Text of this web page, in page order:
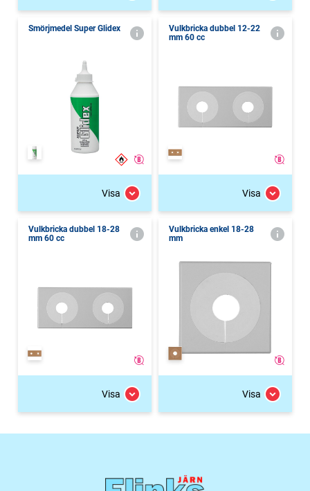
Smörjmedel Super Glidex
Visa
Vulkbricka dubbel 12-22
mm 60 cc
Visa
Vulkbricka dubbel 18-28
mm 60 cc
Visa
Vulkbricka enkel 18-28
mm
Visa